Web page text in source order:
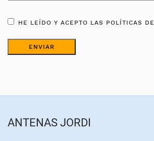
HE LEÍDO Y ACEPTO LAS POLÍTICAS
ANTENAS JORDI